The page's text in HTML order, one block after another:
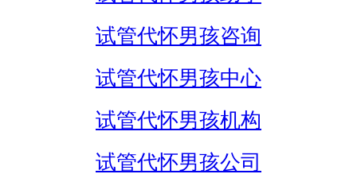
试管代怀男孩咨询
试管代怀男孩中心
试管代怀男孩机构
试管代怀男孩公司